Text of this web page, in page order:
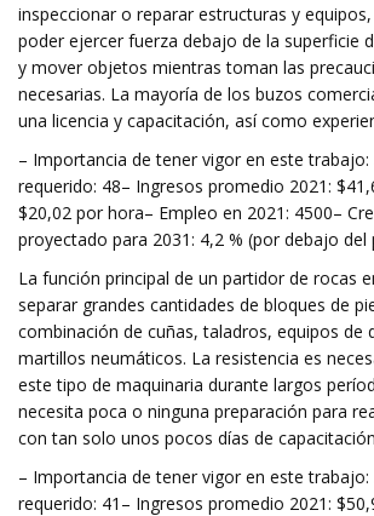
inspeccionar o reparar estructuras y
poder ejercer fuerza debajo de la superficie
y mover objetos mientras toman las
necesarias. La mayoría de los buzos
una licencia y capacitación, así como
– Importancia de tener vigor en este
requerido: 48– Ingresos promedio 2021:
$20,02 por hora– Empleo en 2021: 4500–
proyectado para 2031: 4,2 % (por debajo del
La función principal de un partidor de rocas
separar grandes cantidades de bloques de
combinación de cuñas, taladros, equipos de
martillos neumáticos. La resistencia es
este tipo de maquinaria durante largos
necesita poca o ninguna preparación para
con tan solo unos pocos días de
– Importancia de tener vigor en este
requerido: 41– Ingresos promedio 2021: